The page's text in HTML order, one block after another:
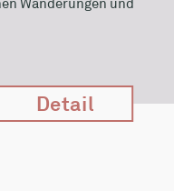
Wanderungen und
Detail